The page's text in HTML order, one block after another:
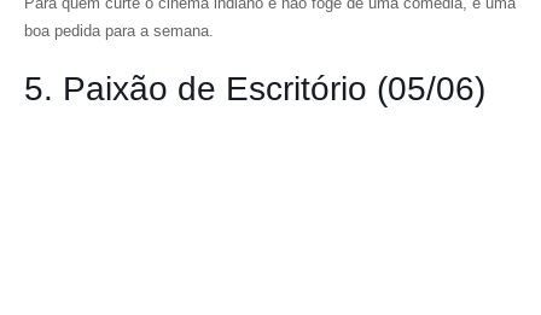
boa pedida para a semana.
5. Paixão de Escritório (05/06)